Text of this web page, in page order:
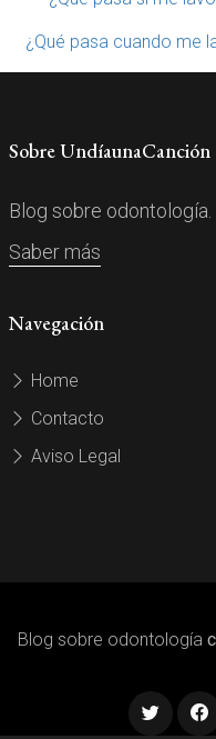
¿Qué pasa cuando me
Sobre UndíaunaCanción
Blog sobre odontología.
Saber más
Navegación
Home
Contacto
Aviso Legal
Blog sobre odontología